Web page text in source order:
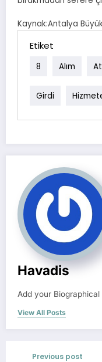
Kaynak:Antalya
Etiket
8 Alım
Girdi
Havadis
Add your
View All Posts
Previous post